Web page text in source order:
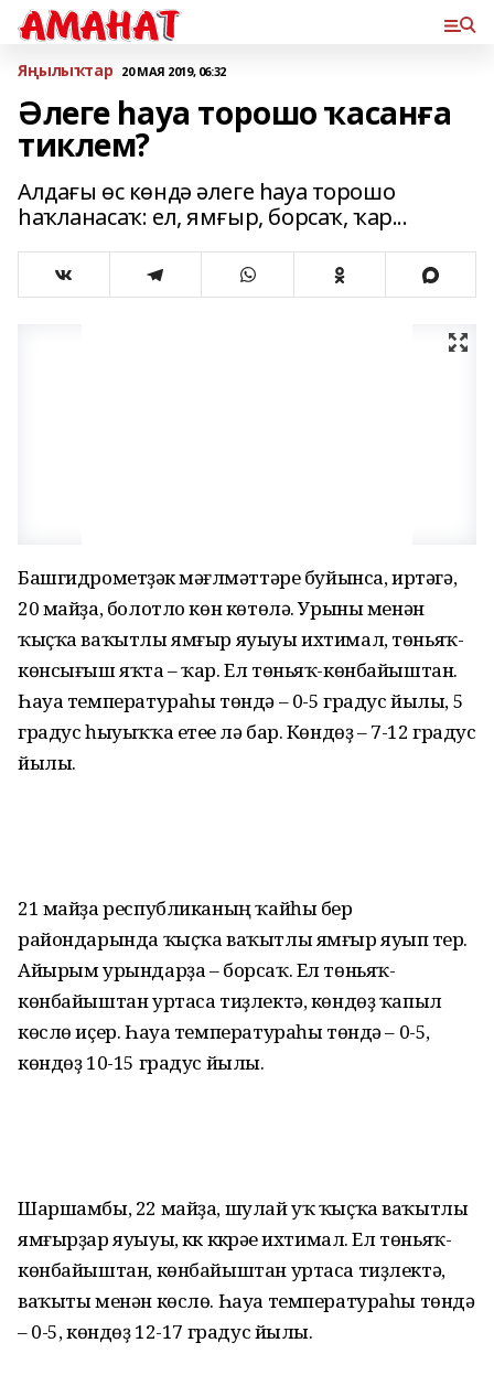
Яңылыҡтар 20 МАЯ 2019, 06:32
Әлеге һауа торошо ҡасанға
тиклем?
Алдағы өс көндә әлеге һауа торошо
һаҡланасаҡ: ел, ямғыр, борсаҡ, ҡар...
Башгидрометүҙәк мәғлүмәттәре буйынса, иртәгә,
20 майҙа, болотло көн көтөлә. Урыны менән
ҡыҫҡа ваҡытлы ямғыр яуыуы ихтимал, төньяҡ-
көнсығыш яҡта – ҡар. Ел төньяҡ-көнбайыштан.
Һауа температураһы төндә – 0-5 градус йылы, 5
градус һыуыҡҡа етеүе лә бар. Көндөҙ – 7-12 градус
йылы.
21 майҙа республиканың ҡайһы бер
райондарында ҡыҫҡа ваҡытлы ямғыр яуып үтер.
Айырым урындарҙа – борсаҡ. Ел төньяҡ-
көнбайыштан уртаса тиҙлектә, көндөҙ ҡапыл
көслө иҫер. Һауа температураһы төндә – 0-5,
көндөҙ 10-15 градус йылы.
Шаршамбы, 22 майҙа, шулай уҡ ҡыҫҡа ваҡытлы
ямғырҙар яуыуы, күк күкрәүе ихтимал. Ел төньяҡ-
көнбайыштан, көнбайыштан уртаса тиҙлектә,
ваҡыты менән көслө. Һауа температураһы төндә
– 0-5, көндөҙ 12-17 градус йылы.